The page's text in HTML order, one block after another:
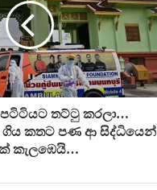
තට්ටු කරලා…
ගිය කතට පණ ආ සිද්ධියෙන්
කැලඹෙයි…